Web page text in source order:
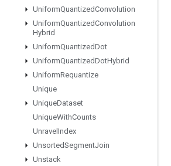
UniformQuantizedConvolution
UniformQuantizedConvolution
Hybrid
UniformQuantizedDot
UniformQuantizedDotHybrid
UniformRequantize
Unique
UniqueDataset
UniqueWithCounts
Unravel Index
UnsortedSegmentJoin
Unstack